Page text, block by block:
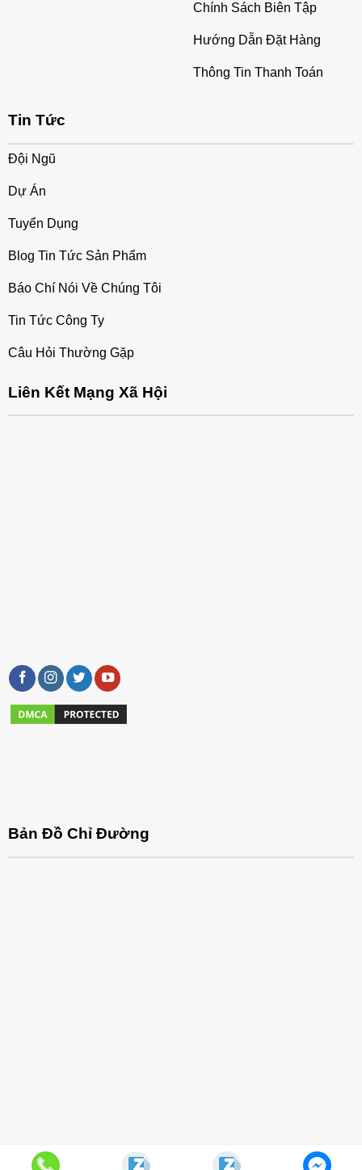
Chính Sách Biên Tập
Hướng Dẫn Đặt Hàng
Thông Tin Thanh Toán
Tin Tức
Đội Ngũ
Dự Án
Tuyển Dụng
Blog Tin Tức Sản Phẩm
Báo Chí Nói Về Chúng Tôi
Tin Tức Công Ty
Câu Hỏi Thường Gặp
Liên Kết Mạng Xã Hội
Bản Đồ Chỉ Đường